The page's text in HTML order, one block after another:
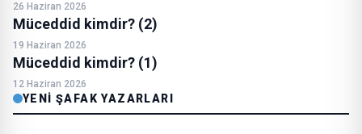
26 Haziran 2026
Müceddid kimdir? (2)
19 Haziran 2026
Müceddid kimdir? (1)
12 Haziran 2026
YENI ŞAFAK YAZARLARI